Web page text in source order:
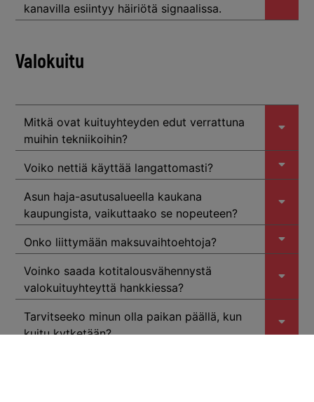
kanavilla esiintyy häiriötä signaalissa.
Valokuitu
Mitkä ovat kuituyhteyden edut verrattuna
muihin tekniikoihin?
Voiko nettiä käyttää langattomasti?
Asun haja-asutusalueella kaukana
kaupungista, vaikuttaako se nopeuteen?
Onko liittymään maksuvaihtoehtoja?
Voinko saada kotitalousvähennystä
valokuituyhteyttä hankkiessa?
Tarvitseeko minun olla paikan päällä, kun
kuitu kytketään?